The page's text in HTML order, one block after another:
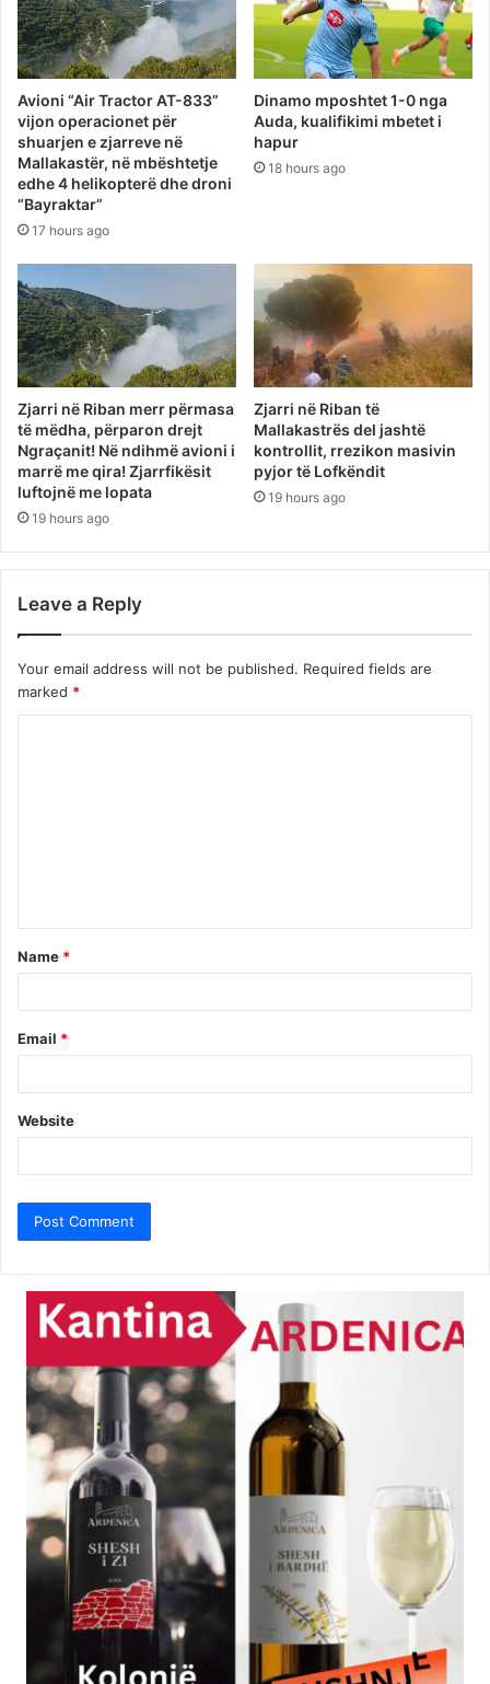
Avioni “Air Tractor AT-833”
vijon operacionet për
shuarjen e zjarreve në
Mallakastër, në mbështetje
edhe 4 helikopterë dhe droni
“Bayraktar”
17 hours ago
Dinamo mposhtet 1-0 nga
Auda, kualifikimi mbetet i
hapur
18 hours ago
Zjarri në Riban merr përmasa
të mëdha, përparon drejt
Ngraçanit! Në ndihmë avioni i
marrë me qira! Zjarrfikësit
luftojnë me lopata
19 hours ago
Zjarri në Riban të
Mallakastrës del jashtë
kontrollit, rrezikon masivin
pyjor të Lofkëndit
19 hours ago
Leave a Reply
Your email address will not be published. Required fields are
marked *
t
*
Name *
Email *
Website